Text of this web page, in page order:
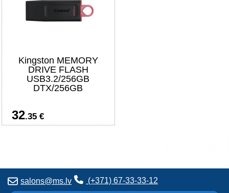
Kingston MEMORY
DRIVE FLASH
USB3.2/256GB
DTX/256GB
32.35 €
salons@ms.lv (+371) 67-33-33-12